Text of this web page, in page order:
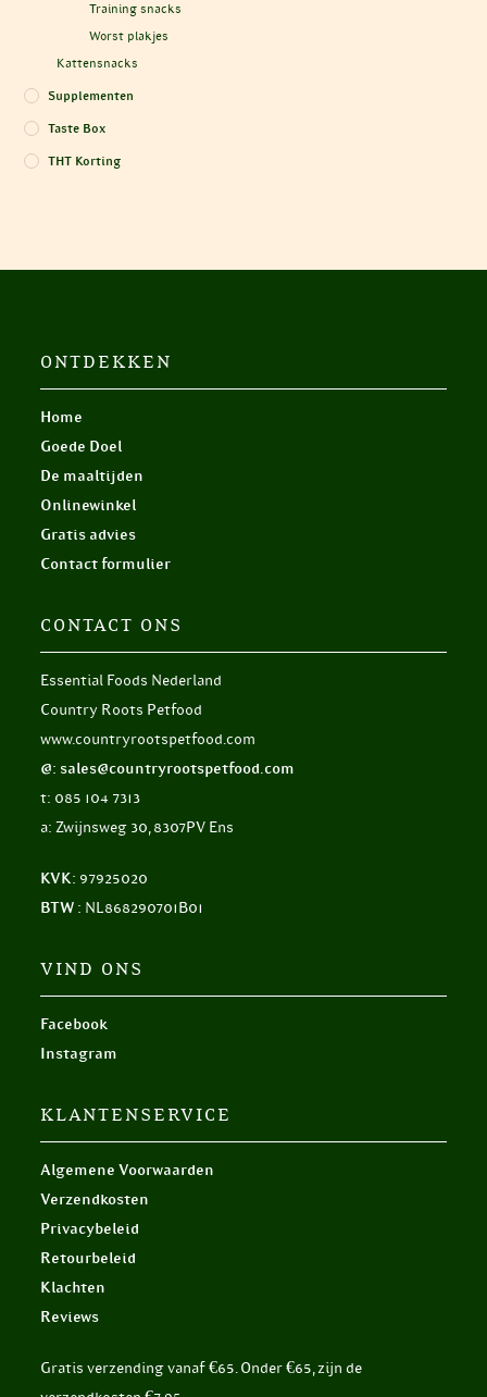
Training snacks
Worst plakjes
Kattensnacks
Supplementen
Taste Box
THT Korting
ONTDEKKEN
Home
Goede Doel
De maaltijden
Onlinewinkel
Gratis advies
Contact formulier
CONTACT ONS
Essential Foods Nederland
Country Roots Petfood
www.countryrootspetfood.com
@: sales@countryrootspetfood.com
t: 085 104 7313
a: Zwijnsweg 30, 8307PV Ens
KVK: 97925020
BTW : NL868290701B01
VIND ONS
Facebook
Instagram
KLANTENSERVICE
Algemene Voorwaarden
Verzendkosten
Privacybeleid
Retourbeleid
Klachten
Reviews
Gratis verzending vanaf €65. Onder €65, zijn de